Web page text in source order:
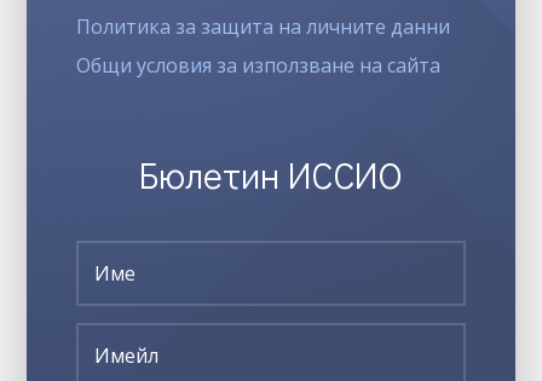
Политика за защита на личните данни
Общи условия за използване на сайта
Бюлетин ИССИО